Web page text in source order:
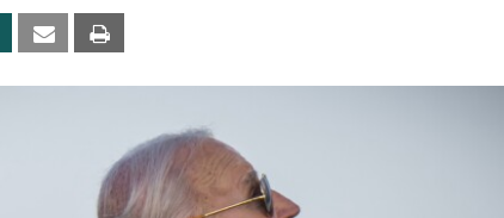
Xing Email